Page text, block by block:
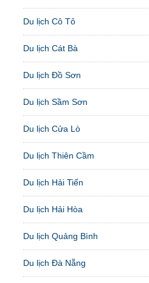
Du lịch Cô Tô
Du lịch Cát Bà
Du lịch Đồ Sơn
Du lịch Sầm Sơn
Du lịch Cửa Lò
Du lịch Thiên Cầm
Du lịch Hải Tiến
Du lịch Hải Hòa
Du lịch Quảng Bình
Du lịch Đà Nẵng